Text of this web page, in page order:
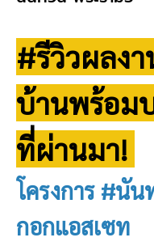
#รีวิวผลง
บ้านพร้อม
ที่ผ่านมา!
โครงการ #นั
กอกแอสเซท